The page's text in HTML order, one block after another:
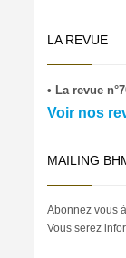
LA REVUE
• La revue
Voir nos
MAILING
Abonnez vous
Vous serez